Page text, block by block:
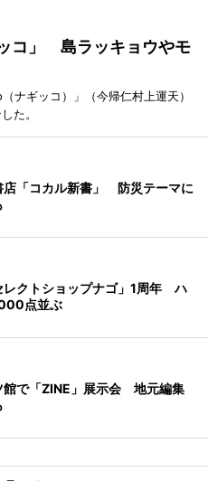
コ」 島ラッキョウやモ
ナギッコ）」（今帰仁村上運天）
た。
店「コカル新書」 防災テーマに
レクトショップナゴ」1周年 ハ
点並ぶ
館で「ZINE」展示会 地元編集